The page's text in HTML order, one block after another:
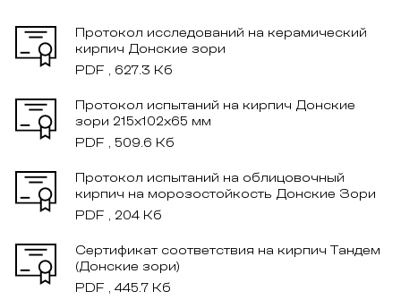
Протокол исследований на керамический
кирпич Донские зори
PDF , 627.3 Кб
Протокол испытаний на кирпич Донские
зори 215x102x65 мм
PDF , 509.6 Кб
Протокол испытаний на облицовочный
кирпич на морозостойкость Донские Зори
PDF , 204 Кб
Сертификат соответствия на кирпич Тандем
(Донские зори)
PDF , 445.7 Кб